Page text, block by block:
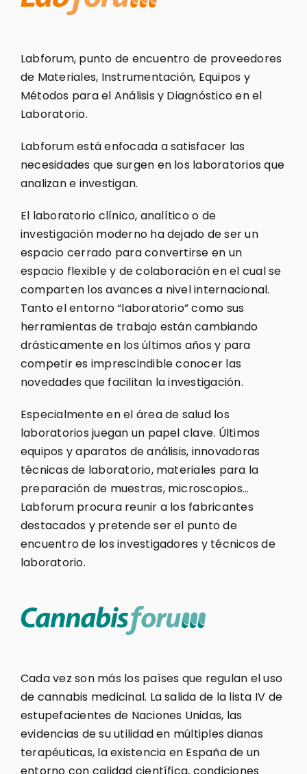
Labforum, punto de encuentro de proveedores
de Materiales, Instrumentación, Equipos y
Métodos para el Análisis y Diagnóstico en el
Laboratorio.
Labforum está enfocada a satisfacer las
necesidades que surgen en los laboratorios que
analizan e investigan.
El laboratorio clínico, analítico o de
investigación moderno ha dejado de ser un
espacio cerrado para convertirse en un
espacio flexible y de colaboración en el cual se
comparten los avances a nivel internacional.
Tanto el entorno “laboratorio” como sus
herramientas de trabajo están cambiando
drásticamente en los últimos años y para
competir es imprescindible conocer las
novedades que facilitan la investigación.
Especialmente en el área de salud los
laboratorios juegan un papel clave. Últimos
equipos y aparatos de análisis, innovadoras
técnicas de laboratorio, materiales para la
preparación de muestras, microscopios…
Labforum procura reunir a los fabricantes
destacados y pretende ser el punto de
encuentro de los investigadores y técnicos de
laboratorio.
Cada vez son más los países que regulan el uso
de cannabis medicinal. La salida de la lista IV de
estupefacientes de Naciones Unidas, las
evidencias de su utilidad en múltiples dianas
terapéuticas, la existencia en España de un